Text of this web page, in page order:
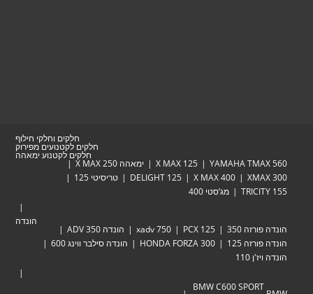
חלקים וחלקי חילוף
חלקים לקטנועים מפירוק
חלקים לקטנוע ימאהה
YAMAHA
X MAX 125
ימאהה X MAX 250
X MAX 400
DELIGHT 125
טריסיטי 125
מג’סטי 400
PCX 125
xadv 750
הונדה ADV 350
HONDA FORZA 300
הונדה סילבר ווינג 600
BMW C600